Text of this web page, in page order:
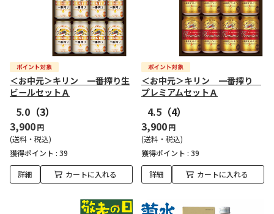
＜お中元＞キリン 一番搾り生
ビールセットＡ
5.0 （3）
3,900円
(送料・税込)
獲得ポイント : 39
詳細 カートに入れる
＜お中元＞キリン 一番搾り
プレミアムセットＡ
4.5 （4）
3,900円
(送料・税込)
獲得ポイント : 39
詳細 カートに入れる